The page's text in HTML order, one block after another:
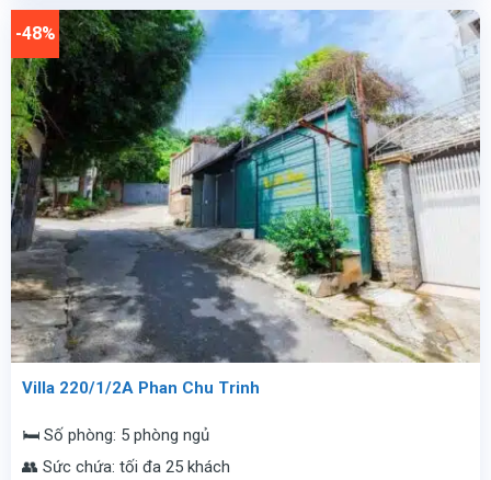
vnđ/
đêm.
đêm.
-48%
Villa 220/1/2A Phan Chu Trinh
🛏️ Số phòng: 5 phòng ngủ
👥 Sức chứa: tối đa 25 khách